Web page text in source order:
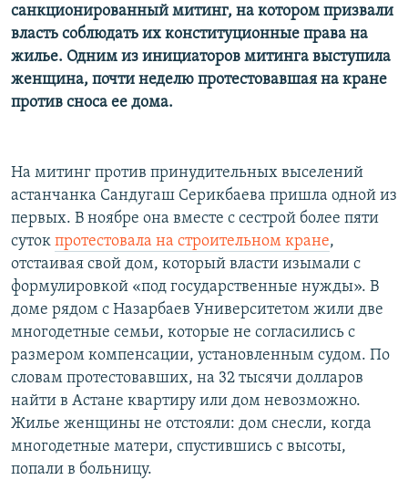
санкционированный митинг, на котором призвали
власть соблюдать их конституционные права на
жилье. Одним из инициаторов митинга выступила
женщина, почти неделю протестовавшая на кране
против сноса ее дома.
На митинг против принудительных выселений
астанчанка Сандугаш Серикбаева пришла одной из
первых. В ноябре она вместе с сестрой более пяти
суток протестовала на строительном кране,
отстаивая свой дом, который власти изымали с
формулировкой «под государственные нужды». В
доме рядом с Назарбаев Университетом жили две
многодетные семьи, которые не согласились с
размером компенсации, установленным судом. По
словам протестовавших, на 32 тысячи долларов
найти в Астане квартиру или дом невозможно.
Жилье женщины не отстояли: дом снесли, когда
многодетные матери, спустившись с высоты,
попали в больницу.